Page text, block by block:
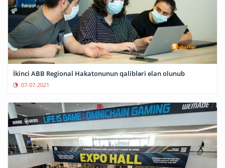
İkinci ABB Regional Hakatonunun qalibləri elan olunub
07-07-2021